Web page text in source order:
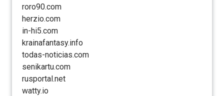
roro90.com
herzio.com
in-hi5.com
krainafantasy.info
todas-noticias.com
senikartu.com
rusportal.net
watty.io